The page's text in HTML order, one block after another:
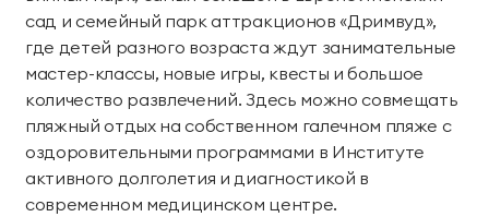
сад и семейный парк аттракционов «Дримвуд»,
где детей разного возраста ждут занимательные
мастер-классы, новые игры, квесты и большое
количество развлечений. Здесь можно совмещать
пляжный отдых на собственном галечном пляже с
оздоровительными программами в Институте
активного долголетия и диагностикой в
современном медицинском центре.